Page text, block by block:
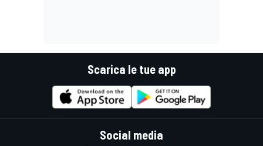
Scarica le tue app
Social media